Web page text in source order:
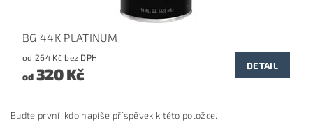
BG 44K PLATINUM
od 264 Kč bez DPH
od320 Kč DETAIL
Buďte první, kdo napíše příspěvek k této položce.